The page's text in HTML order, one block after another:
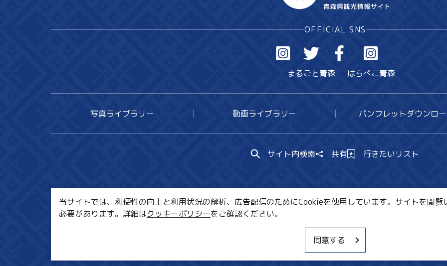
OFFICIAL SNS
まるごと青森 はらぺこ青森
写真ライブラリー 動画ライブラリー パンフレットダウンロ
サイト内検索 共有 行きたいリスト
MICE・教育・観光事業者の皆様へ サイトポリシー
当サイトでは、利便性の向上と利用状況の解析、広告配信のためにCookieを使用しています。サイトを閲
必要があります。詳細はクッキーポリシーをご確認ください。
同意する